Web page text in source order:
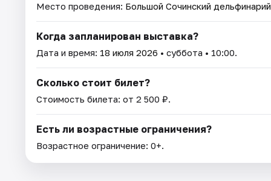
Место проведения: Большой Сочинский дельфинарий
Когда запланирован выставка?
Дата и время: 18 июля 2026 • суббота • 10:00.
Сколько стоит билет?
Стоимость билета: от 2 500 ₽.
Есть ли возрастные ограничения?
Возрастное ограничение: 0+.